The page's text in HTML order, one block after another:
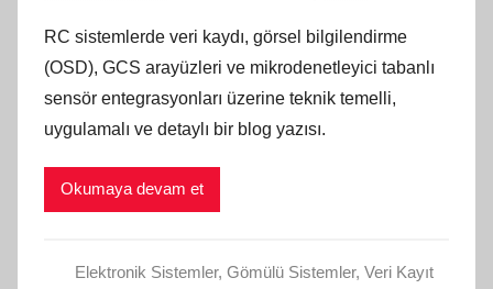
RC sistemlerde veri kaydı, görsel bilgilendirme
(OSD), GCS arayüzleri ve mikrodenetleyici tabanlı
sensör entegrasyonları üzerine teknik temelli,
uygulamalı ve detaylı bir blog yazısı.
Okumaya devam et
Elektronik Sistemler, Gömülü Sistemler, Veri Kayıt